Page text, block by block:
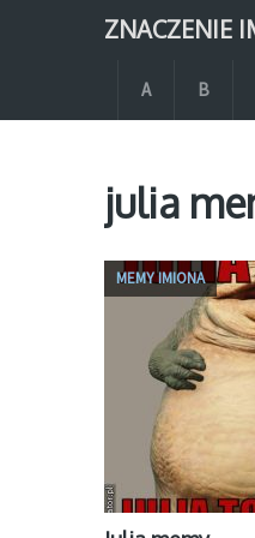
ZNACZENIE
A B
julia
MEMY IMIONA